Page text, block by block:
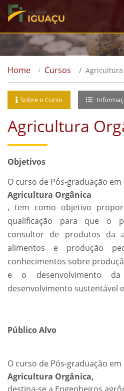
Home Cursos
Sobre o Curso
Agricultura
Objetivos
O curso de Pós-graduação em
Agricultura Orgânica
, tem como objetivo
qualificação para que o
consultor de produtos da
alimentos e produção
conhecimentos sobre
e o desenvolvimento da
desenvolvimento sustentável
Público Alvo
O curso de Pós-graduação em
Agricultura Orgânica,